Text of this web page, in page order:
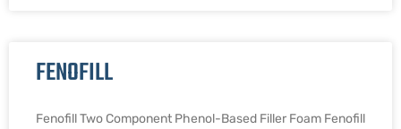
FENOFILL
Fenofill Two Component Phenol-Based Filler Foam Fenofill